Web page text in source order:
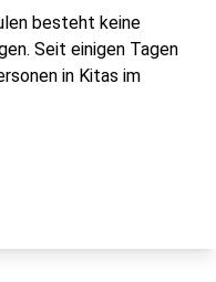
besteht keine
Seit einigen Tagen
in Kitas im